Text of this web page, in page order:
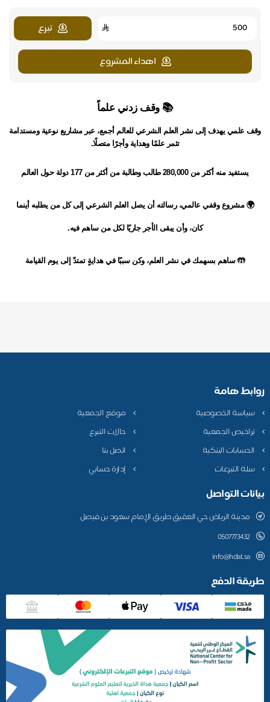
تبرع
اهداء المشروع
📚 وقف زدني علماً
وقف علمي يهدف إلى نشر العلم الشرعي للعالم أجمع، عبر مشاريع نوعية ومستدامة
تثمر علمًا وهداية وأجرًا متصلًا.
يستفيد منه أكثر من 280,000 طالب وطالبة من أكثر من 177 دولة حول العالم
🌍 مشروع وقفي عالمي، رسالته أن يصل العلم الشرعي إلى كل من يطلبه أينما
كان، وأن يبقى الأجر جاريًا لكل من ساهم فيه.
🤲 ساهم بسهمك في نشر العلم، وكن سببًا في هدايةٍ تمتدّ إلى يوم القيامة
روابط هامة
سياسة الخصوصية
موقع الجمعية
تراخيص الجمعية
حالات التبرع
الحسابات البنكية
اتصل بنا
سلة التبرعات
إدارة حسابي
بيانات التواصل
مدينة الرياض حي العقيق طريق الإمام سعود بن فيصل
0507773432
info@hdat.sa
طريقة الدفع